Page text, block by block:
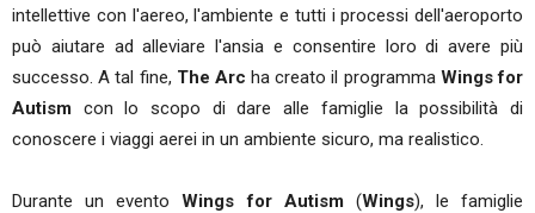
intellettive con l'aereo, l'ambiente e tutti i processi dell'aeroporto
può aiutare ad alleviare l'ansia e consentire loro di avere più
successo. A tal fine, The Arc ha creato il programma Wings for
Autism con lo scopo di dare alle famiglie la possibilità di
conoscere i viaggi aerei in un ambiente sicuro, ma realistico.
Durante un eventoWings for Autism(Wings), le famiglie